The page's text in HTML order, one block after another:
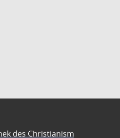
des Christianism